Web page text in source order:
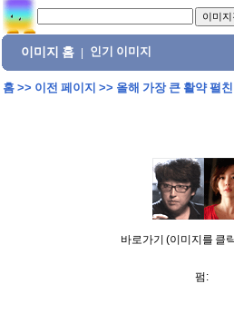
이미지 홈 인기 이미지
홈>> 이전 페이지 >> 올해 가장 큰 활약 펼
바로가기 (이미지를 클
펌: